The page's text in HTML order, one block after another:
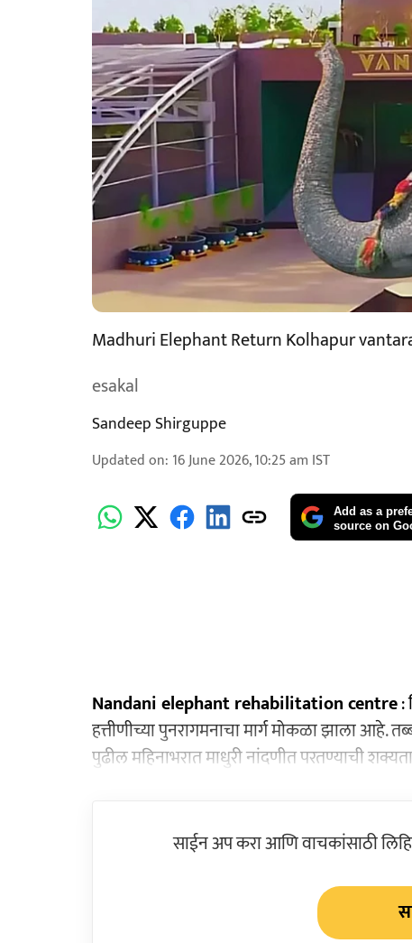
Madhuri Elephant Return Kolhapur
esakal
Sandeep Shirguppe
Updated on: 16 June 2026, 10:25 am IST
Add as a
source on
Nandani elephant rehabilitation centre:
हत्तीणीच्या पुनरागमनाचा मार्ग मोकळा झाला आहे.
पुढील महिनाभरात माधुरी नांदणीत परतण्याची
साईन अप करा आणि वाचकांसाठी